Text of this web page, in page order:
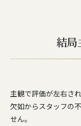
結局
主観で評価が左右さ
欠如からスタッフの
せん。